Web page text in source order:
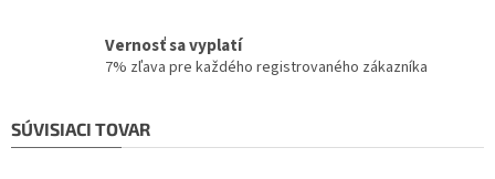
Vernosť sa vyplatí
7% zľava pre každého registrovaného zákazníka
SÚVISIACI TOVAR